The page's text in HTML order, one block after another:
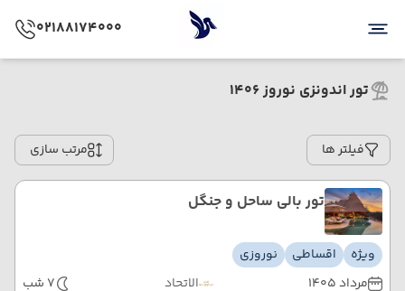
02188174000
تور اندونزی نوروز 1406
فیلتر ها مرتب سازی
تور بالی ساحل و جنگل
ویژه اقساطی
نوروزی
مرداد 1405
الاتحاد 7 شب